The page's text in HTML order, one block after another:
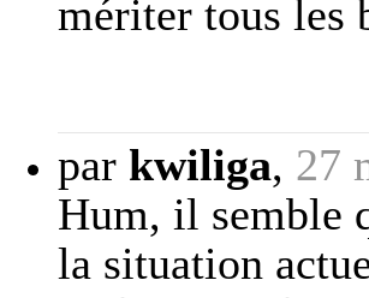
mériter tous les
par kwiliga, 27
Hum, il semble
la situation